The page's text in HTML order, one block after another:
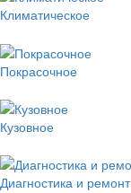
Климатическое
Покрасочное
Кузовное
Диагностика и ремонт